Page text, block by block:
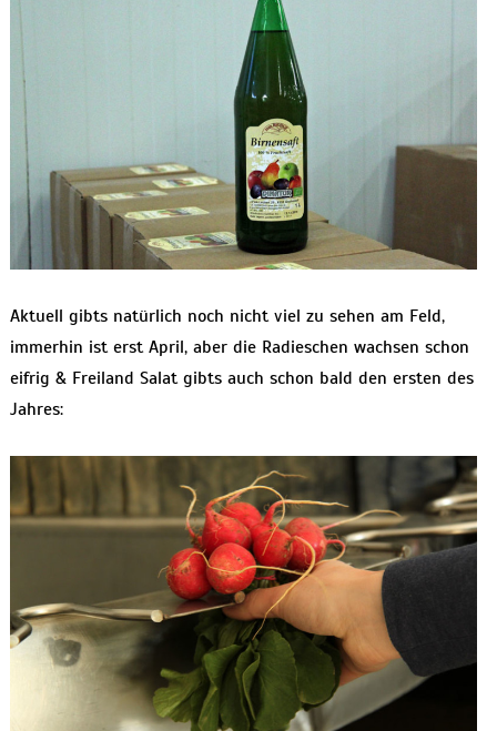
Aktuell gibts natürlich noch nicht viel zu sehen am Feld,
immerhin ist erst April, aber die Radieschen wachsen schon
eifrig & Freiland Salat gibts auch schon bald den ersten des
Jahres: